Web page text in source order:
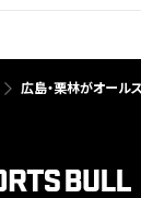
広島・栗林がオール